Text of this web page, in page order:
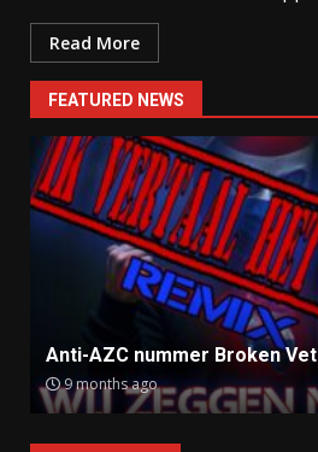
Read More
FEATURED NEWS
Anti-AZC nummer Broken
9 months ago